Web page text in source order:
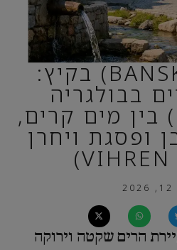
בנסקו (BANSKO) בקיץ:
בבולגריה
(BULGARIA) בין מים קרים,
ופסגת ויחרן
הרים שקטה וירוקה